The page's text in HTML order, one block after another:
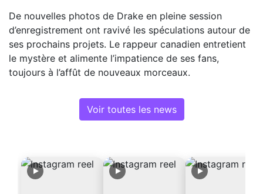
De nouvelles photos de Drake en pleine session
d’enregistrement ont ravivé les spéculations autour de
ses prochains projets. Le rappeur canadien entretient
le mystère et alimente l’impatience de ses fans,
toujours à l’affût de nouveaux morceaux.
Voir toutes les news